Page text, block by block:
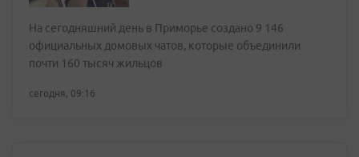
На сегодняшний день в Приморье создано 9 146
официальных домовых чатов, которые объединили
почти 160 тысяч жильцов
сегодня, 09:16